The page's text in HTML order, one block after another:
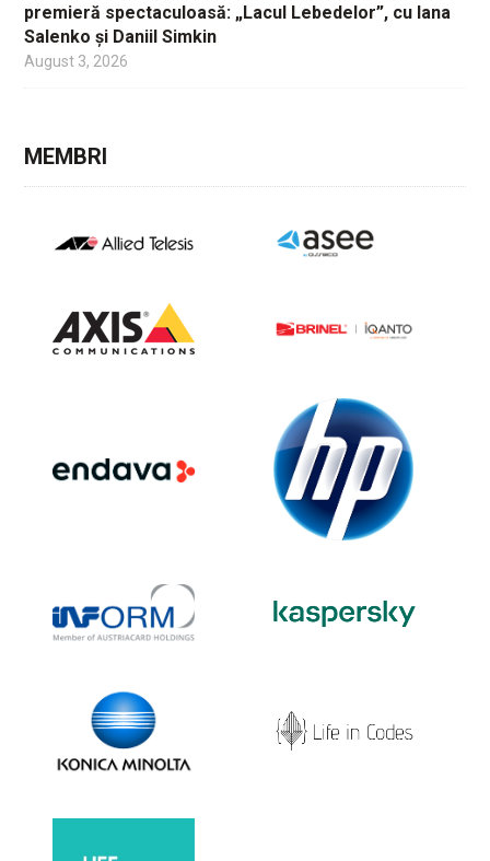
premieră spectaculoasă: „Lacul Lebedelor”, cu Iana
Salenko și Daniil Simkin
August 3, 2026
MEMBRI